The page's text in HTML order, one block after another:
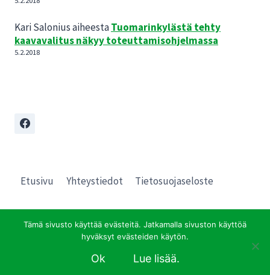
Kari SaloniusaiheestaTuomarinkylästä tehty
kaavavalitus näkyy toteuttamisohjelmassa
5.2.2018
Etusivu Yhteystiedot Tietosuojaseloste
Tämä sivusto käyttää evästeitä. Jatkamalla sivuston käyttöä
hyväksyt evästeiden käytön.
Ok Lue lisää.